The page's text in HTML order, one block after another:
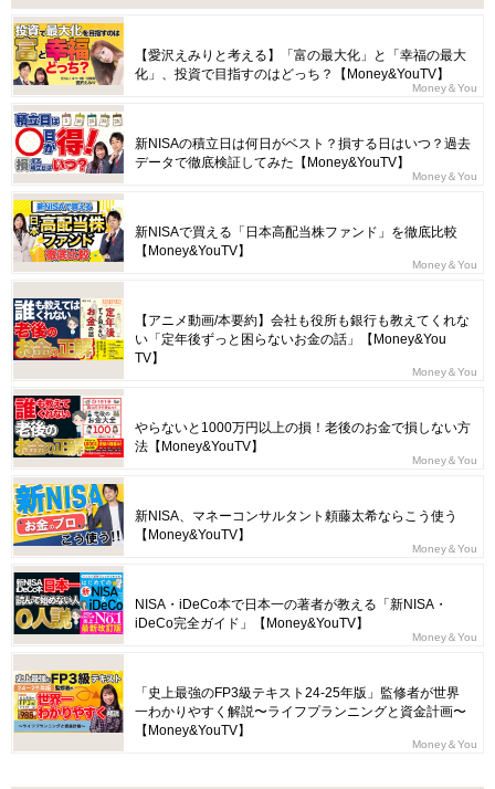
【愛沢えみりと考える】「富の最大化」と「幸福の最大
化」、投資で目指すのはどっち？【Money&YouTV】
Money＆You
新NISAの積立日は何日がベスト？損する日はいつ？過去
データで徹底検証してみた【Money&YouTV】
Money＆You
新NISAで買える「日本高配当株ファンド」を徹底比較
【Money&YouTV】
Money＆You
【アニメ動画/本要約】会社も役所も銀行も教えてくれな
い「定年後ずっと困らないお金の話」【Money&You
TV】
Money＆You
やらないと1000万円以上の損！老後のお金で損しない方
法【Money&YouTV】
Money＆You
新NISA、マネーコンサルタント頼藤太希ならこう使う
【Money&YouTV】
Money＆You
NISA・iDeCo本で日本一の著者が教える「新NISA・
iDeCo完全ガイド」【Money&YouTV】
Money＆You
「史上最強のFP3級テキスト24-25年版」監修者が世界
一わかりやすく解説〜ライフプランニングと資金計画〜
【Money&YouTV】
Money＆You